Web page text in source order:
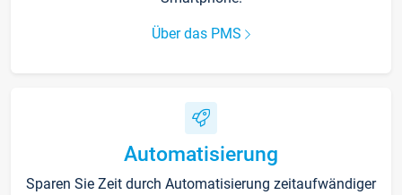
Über das PMS
Automatisierung
Sparen Sie Zeit durch Automatisierung zeitaufwändiger